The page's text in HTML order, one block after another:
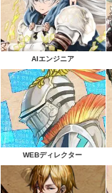
AIエンジニア
WEBディレクター